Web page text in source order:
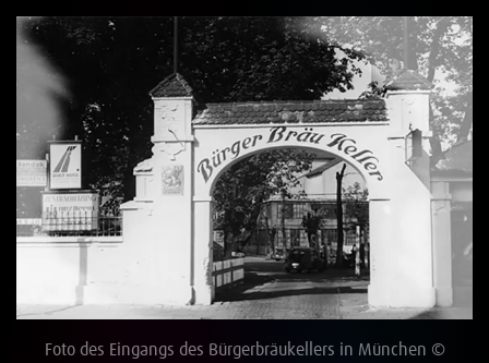
Foto des Eingangs des Bürgerbräukellers in München ©